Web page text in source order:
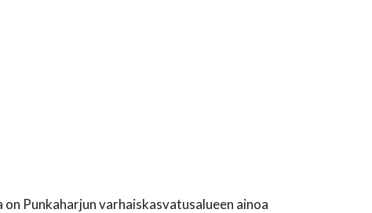
Punkaharjun varhaiskasvatusalueen ainoa